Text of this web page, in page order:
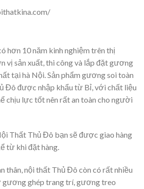
hơn 10 năm kinh nghiệm trên thị
vị sản xuất, thi công và lắp đặt gương
tại hà Nội. Sản phẩm gương soi toàn
Đô được nhập khẩu từ Bỉ, với chất liệu
chịu lực tốt nên rất an toàn cho người
Thất Thủ Đô bạn sẽ được giao hàng
từ khi đặt hàng.
thân, nội thất Thủ Đô còn có rất nhiều
gương ghép trang trí, gương treo